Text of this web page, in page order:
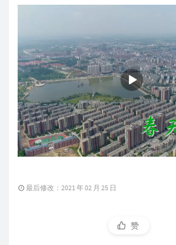
最后修改：2021 年 02 月 25 日
赞